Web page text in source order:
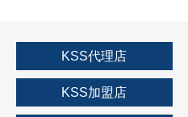
KSS代理店
KSS加盟店